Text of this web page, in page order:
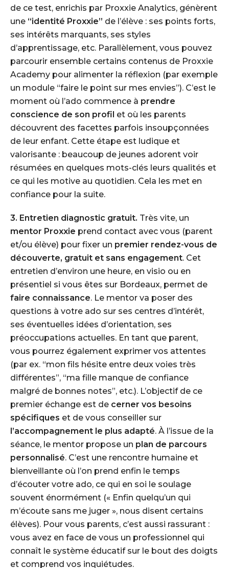
de ce test, enrichis par Proxxie Analytics, génèrent
une “identité Proxxie” de l’élève : ses points forts,
ses intérêts marquants, ses styles
d’apprentissage, etc. Parallèlement, vous pouvez
parcourir ensemble certains contenus de Proxxie
Academy pour alimenter la réflexion (par exemple
un module “faire le point sur mes envies”). C’est le
moment où l’ado commence à prendre
conscience de son profil et où les parents
découvrent des facettes parfois insoupçonnées
de leur enfant. Cette étape est ludique et
valorisante : beaucoup de jeunes adorent voir
résumées en quelques mots-clés leurs qualités et
ce qui les motive au quotidien. Cela les met en
confiance pour la suite.
3. Entretien diagnostic gratuit. Très vite, un
mentor Proxxie prend contact avec vous (parent
et/ou élève) pour fixer un premier rendez-vous de
découverte, gratuit et sans engagement. Cet
entretien d’environ une heure, en visio ou en
présentiel si vous êtes sur Bordeaux, permet de
faire connaissance. Le mentor va poser des
questions à votre ado sur ses centres d’intérêt,
ses éventuelles idées d’orientation, ses
préoccupations actuelles. En tant que parent,
vous pourrez également exprimer vos attentes
(par ex. “mon fils hésite entre deux voies très
différentes”, “ma fille manque de confiance
malgré de bonnes notes”, etc.). L’objectif de ce
premier échange est de cerner vos besoins
spécifiques et de vous conseiller sur
l’accompagnement le plus adapté. À l’issue de la
séance, le mentor propose un plan de parcours
personnalisé. C’est une rencontre humaine et
bienveillante où l’on prend enfin le temps
d’écouter votre ado, ce qui en soi le soulage
souvent énormément (« Enfin quelqu’un qui
m’écoute sans me juger », nous disent certains
élèves). Pour vous parents, c’est aussi rassurant :
vous avez en face de vous un professionnel qui
connaît le système éducatif sur le bout des doigts
et comprend vos inquiétudes.